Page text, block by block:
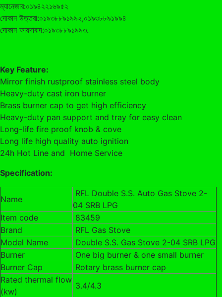
ম্যানেজার:০১৯৪২২১৬৯৫২
দোকান উত্তরা:০১৯৩৮৮৯১৯৯২,০১৯৩৮৮৯১৯৯৪
দোকান ফায়দাবাদ:০১৯৩৮৮৯১৯৯৩.
Key Feature:
Mirror finish rustproof stainless steel body
Heavy-duty cast iron burner
Brass burner cap to get high efficiency
Heavy-duty pan support and tray for easy clean
Long-life fire proof knob & cove
Long life high quality auto ignition
24h Hot Line and Home Service
Specification:
Name
RFL Double S.S. Auto Gas Stove 2-
04 SRB LPG
Item code
83459
Brand
RFL Gas Stove
Model Name
Double S.S. Gas Stove 2-04 SRB LPG
Burner
One big burner & one small burner
Burner Cap
Rotary brass burner cap
Rated thermal flow
(kw)
3.4/4.3